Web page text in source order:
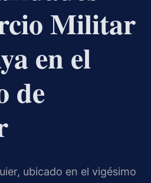
Militar
en el
de
ubicado en el vigésimo